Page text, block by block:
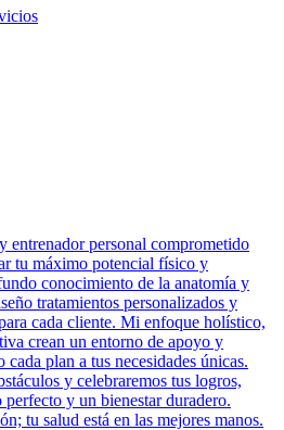
entrenador personal comprometido
tu máximo potencial físico y
conocimiento de la anatomía y
tratamientos personalizados y
cada cliente. Mi enfoque holístico,
crean un entorno de apoyo y
plan a tus necesidades únicas.
y celebraremos tus logros,
y un bienestar duradero.
tu salud está en las mejores manos.